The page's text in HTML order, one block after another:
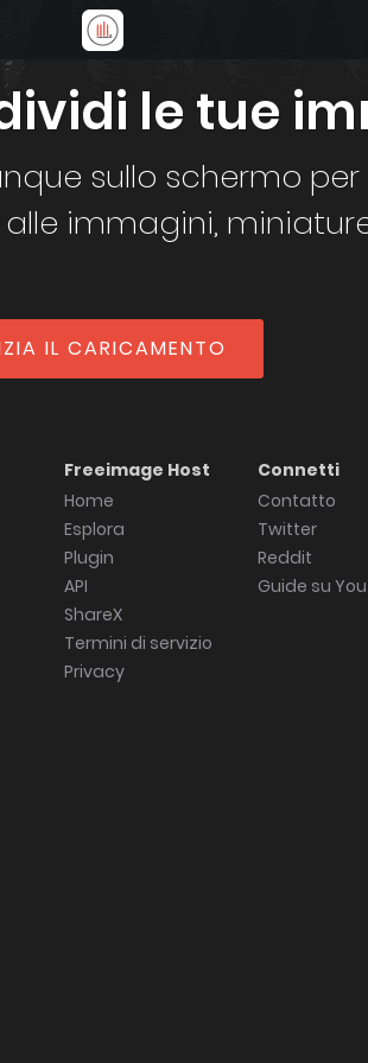
le tue
sullo schermo
immagini, miniature
IL CARICAMENTO
Freeimage Host
Home
Esplora
Plugin
API
ShareX
Termini di servizio
Privacy
Connetti
Contatto
Twitter
Reddit
Guide su